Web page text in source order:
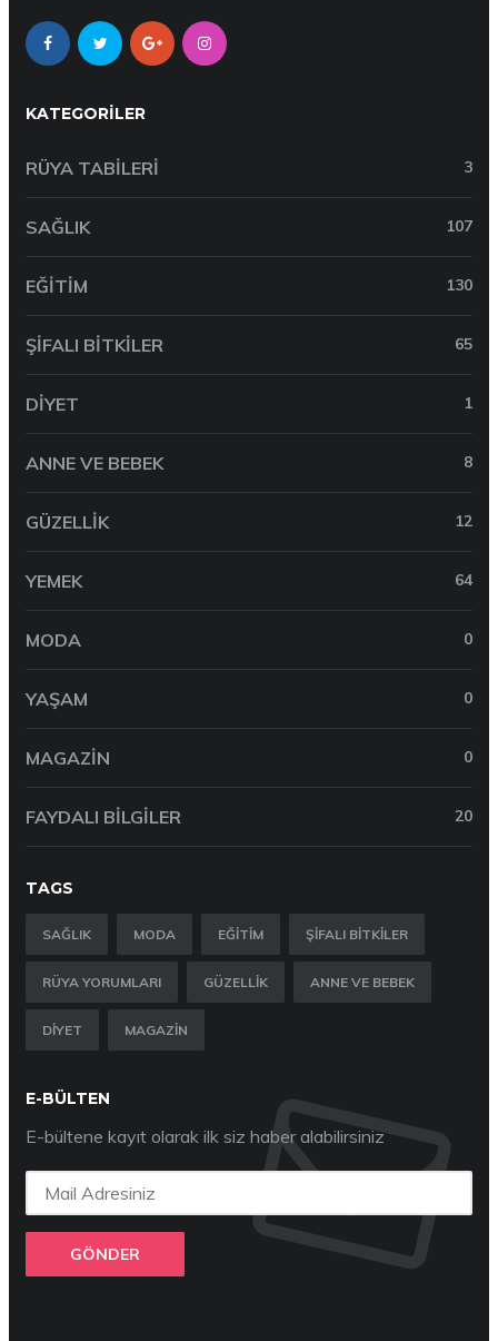
KATEGORILER
RÜYA TABILERI 3
SAĞLIK 107
EĞITIM 130
ŞIFALI BITKILER 65
DIYET 1
ANNE VE BEBEK 8
GÜZELLIK 12
YEMEK 64
MODA 0
YAŞAM 0
MAGAZIN 0
FAYDALI BILGILER 20
TAGS
SAĞLIK MODA EĞITIM ŞIFALI BITKILER
RÜYA YORUMLARI GÜZELLIK ANNE VE BEBEK
DIYET MAGAZIN
E-BÜLTEN
E-bültene kayıt olarak ilk siz haber alabilirsiniz
GÖNDER